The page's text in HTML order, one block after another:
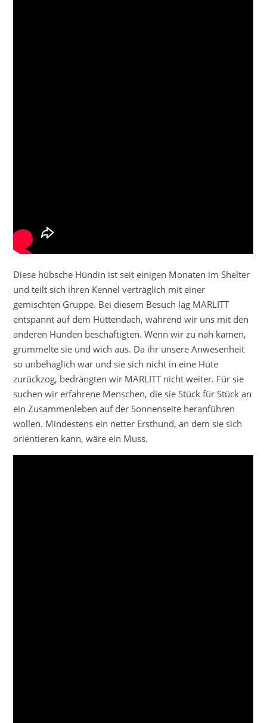
Diese hübsche Hündin ist seit einigen Monaten im Shelter
und teilt sich ihren Kennel verträglich mit einer
gemischten Gruppe. Bei diesem Besuch lag MARLITT
entspannt auf dem Hüttendach, während wir uns mit den
anderen Hunden beschäftigten. Wenn wir zu nah kamen,
grummelte sie und wich aus. Da ihr unsere Anwesenheit
so unbehaglich war und sie sich nicht in eine Hüte
zurückzog, bedrängten wir MARLITT nicht weiter. Für sie
suchen wir erfahrene Menschen, die sie Stück für Stück an
ein Zusammenleben auf der Sonnenseite heranführen
wollen. Mindestens ein netter Ersthund, an dem sie sich
orientieren kann, wäre ein Muss.